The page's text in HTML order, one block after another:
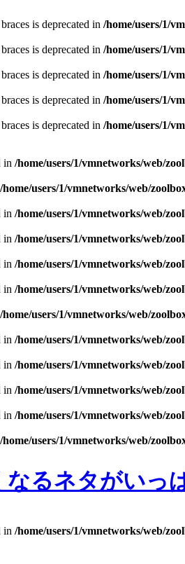
is deprecated in /home/users/1/
is deprecated in /home/users/1/
is deprecated in /home/users/1/
is deprecated in /home/users/1/
is deprecated in /home/users/1/
in /home/users/1/vmnetworks/web/
/home/users/1/vmnetworks/web/
in /home/users/1/vmnetworks/web/
in /home/users/1/vmnetworks/web/
in /home/users/1/vmnetworks/web/
in /home/users/1/vmnetworks/web/
/home/users/1/vmnetworks/web/
in /home/users/1/vmnetworks/web/
in /home/users/1/vmnetworks/web/
in /home/users/1/vmnetworks/web/
in /home/users/1/vmnetworks/web/
/home/users/1/vmnetworks/web/
るネタがいっ
in /home/users/1/vmnetworks/web/